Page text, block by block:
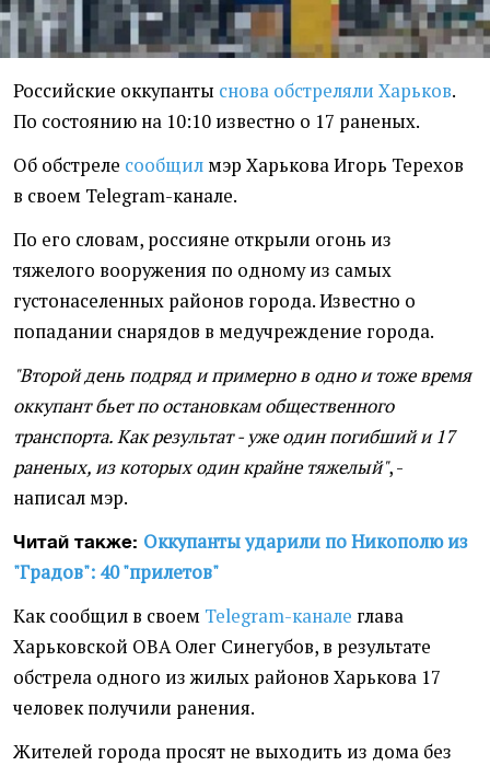
Российские оккупанты снова обстреляли Харьков.
По состоянию на 10:10 известно о 17 раненых.
Об обстреле сообщил мэр Харькова Игорь Терехов
в своем Telegram-канале.
По его словам, россияне открыли огонь из
тяжелого вооружения по одному из самых
густонаселенных районов города. Известно о
попадании снарядов в медучреждение города.
"Второй день подряд и примерно в одно и тоже время
оккупант бьет по остановкам общественного
транспорта. Как результат - уже один погибший и 17
раненых, из которых один крайне тяжелый", -
написал мэр.
Читай также: Оккупанты ударили по Никополю из
"Градов": 40 "прилетов"
Как сообщил в своем Telegram-канале глава
Харьковской ОВА Олег Синегубов, в результате
обстрела одного из жилых районов Харькова 17
человек получили ранения.
Жителей города просят не выходить из дома без